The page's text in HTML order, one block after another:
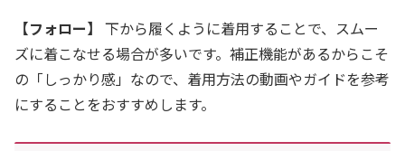
【フォロー】 下から履くように着用することで、スムー
ズに着こなせる場合が多いです。補正機能があるからこそ
の「しっかり感」なので、着用方法の動画やガイドを参考
にすることをおすすめします。